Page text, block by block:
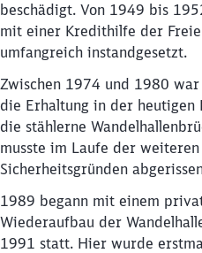
beschädigt. Von 1949 bis
mit einer Kredithilfe der
umfangreich instandgesetzt.
Zwischen 1974 und 1980
die Erhaltung in der
die stählerne
musste im Laufe der weiteren
Sicherheitsgründen
1989 begann mit einem
Wiederaufbau der
1991 statt. Hier wurde
Möchten Sie zu
Abbrechen